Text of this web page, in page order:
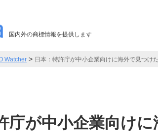
国内外の商標情報を提供します
Watcher > 日本：特許庁が中小企業向けに海外で見つけ
庁が中小企業向け